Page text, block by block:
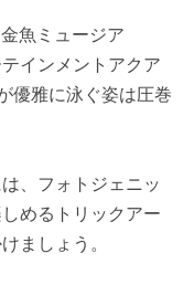
魚ミュージア
インメントアクア
優雅に泳ぐ姿は圧巻
、フォトジェニッ
めるトリックアー
ましょう。